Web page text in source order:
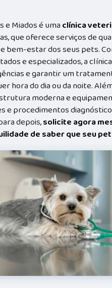
e Miados é umaclínica
que oferece serviços de
bem-estar dos seus pets.
e especializados, a
e garantir um
hora do dia ou da noite.
moderna e
e procedimentos
depois,solicite agora
de saber que seu